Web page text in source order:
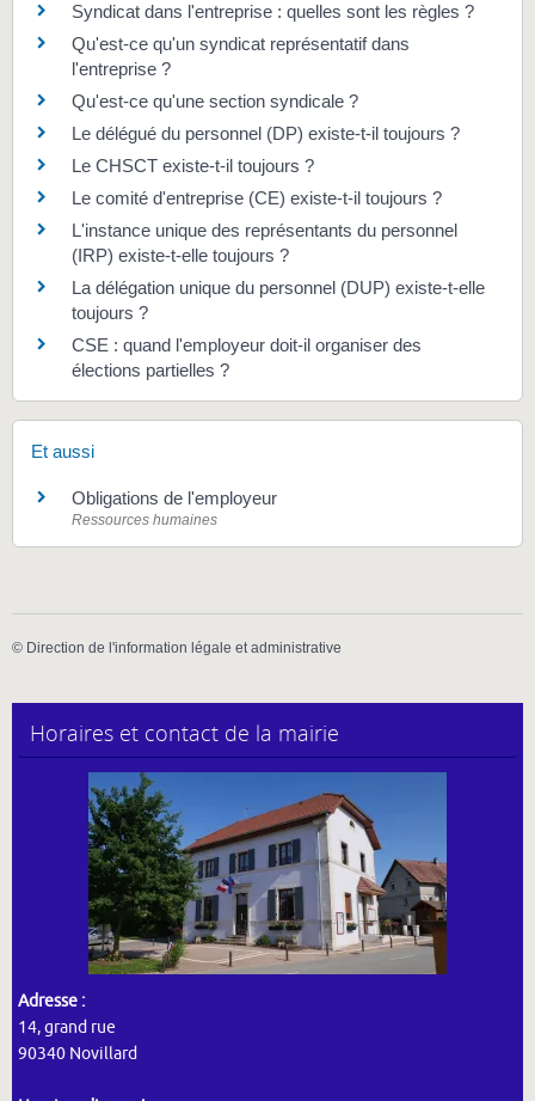
Syndicat dans l'entreprise : quelles sont les règles ?
Qu'est-ce qu'un syndicat représentatif dans
l'entreprise ?
Qu'est-ce qu'une section syndicale ?
Le délégué du personnel (DP) existe-t-il toujours ?
Le CHSCT existe-t-il toujours ?
Le comité d'entreprise (CE) existe-t-il toujours ?
L'instance unique des représentants du personnel
(IRP) existe-t-elle toujours ?
La délégation unique du personnel (DUP) existe-t-elle
toujours ?
CSE : quand l'employeur doit-il organiser des
élections partielles ?
Et aussi
Obligations de l'employeur
Ressources humaines
© Direction de l'information légale et administrative
Horaires et contact de la mairie
Adresse :
14, grand rue
90340 Novillard